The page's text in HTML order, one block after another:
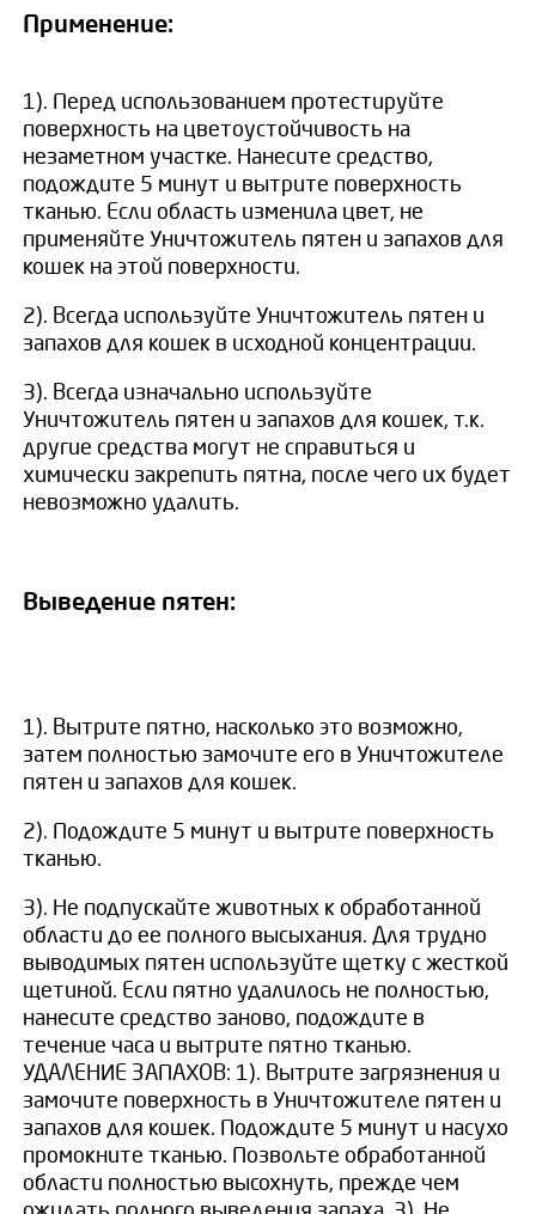
Применение:
1). Перед использованием протестируйте
поверхность на цветоустойчивость на
незаметном участке. Нанесите средство,
подождите 5 минут и вытрите поверхность
тканью. Если область изменила цвет, не
применяйте Уничтожитель пятен и запахов для
кошек на этой поверхности.
2). Всегда используйте Уничтожитель пятен и
запахов для кошек в исходной концентрации.
3). Всегда изначально используйте
Уничтожитель пятен и запахов для кошек, т.к.
другие средства могут не справиться и
химически закрепить пятна, после чего их будет
невозможно удалить.
Выведение пятен:
1). Вытрите пятно, насколько это возможно,
затем полностью замочите его в Уничтожителе
пятен и запахов для кошек.
2). Подождите 5 минут и вытрите поверхность
тканью.
3). Не подпускайте животных к обработанной
области до ее полного высыхания. Для трудно
выводимых пятен используйте щетку с жесткой
щетиной. Если пятно удалилось не полностью,
нанесите средство заново, подождите в
течение часа и вытрите пятно тканью.
УДАЛЕНИЕ ЗАПАХОВ: 1). Вытрите загрязнения и
замочите поверхность в Уничтожителе пятен и
запахов для кошек. Подождите 5 минут и насухо
промокните тканью. Позвольте обработанной
области полностью высохнуть, прежде чем